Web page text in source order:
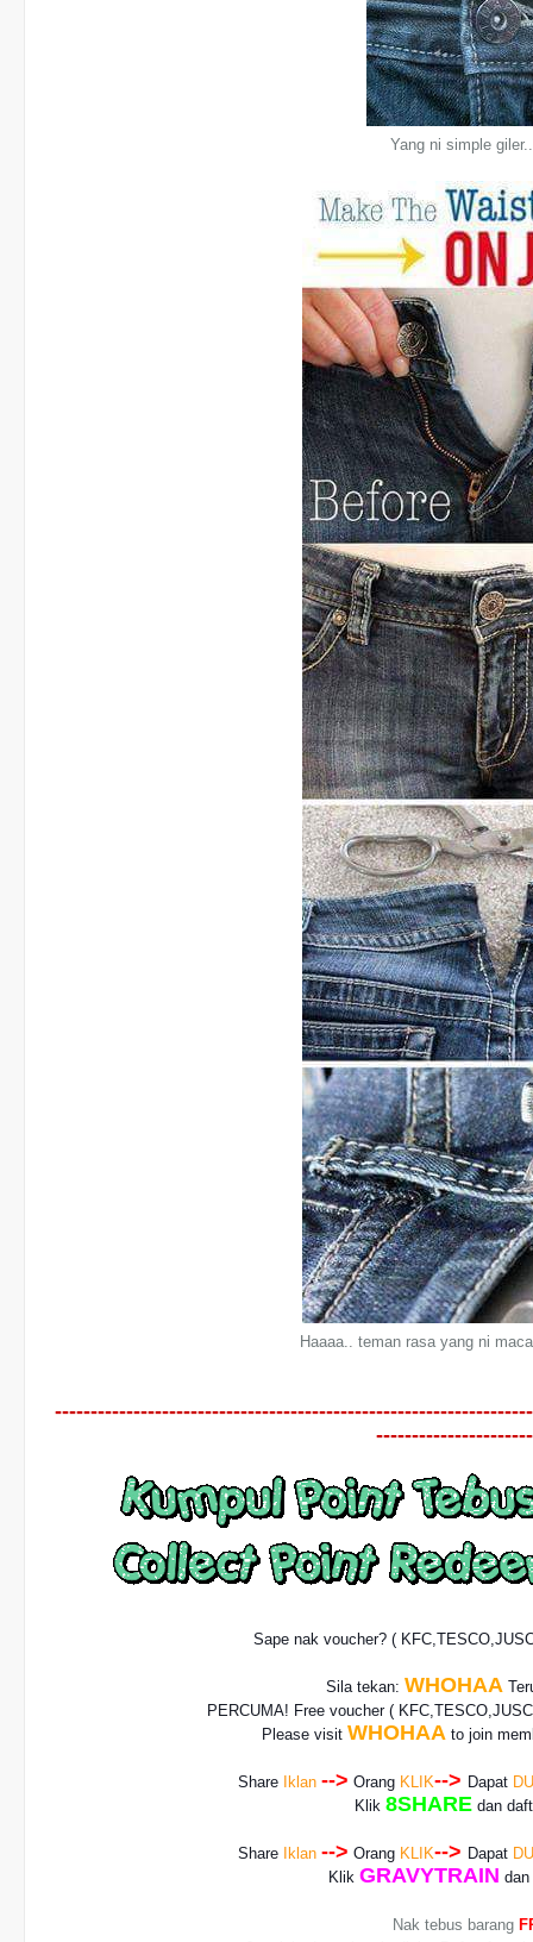
Yang ni simple
Haaaa.. teman rasa yang ni
Sape nak voucher? (
Sila tekan: WHOHAA
PERCUMA! Free voucher(
Please visitWHOHAA to join
Share Iklan --> Orang KLIK--> Dapat
Klik8SHARE dan
Share Iklan --> Orang KLIK--> Dapat
Klik GRAVYTRAIN
Nak tebus barang